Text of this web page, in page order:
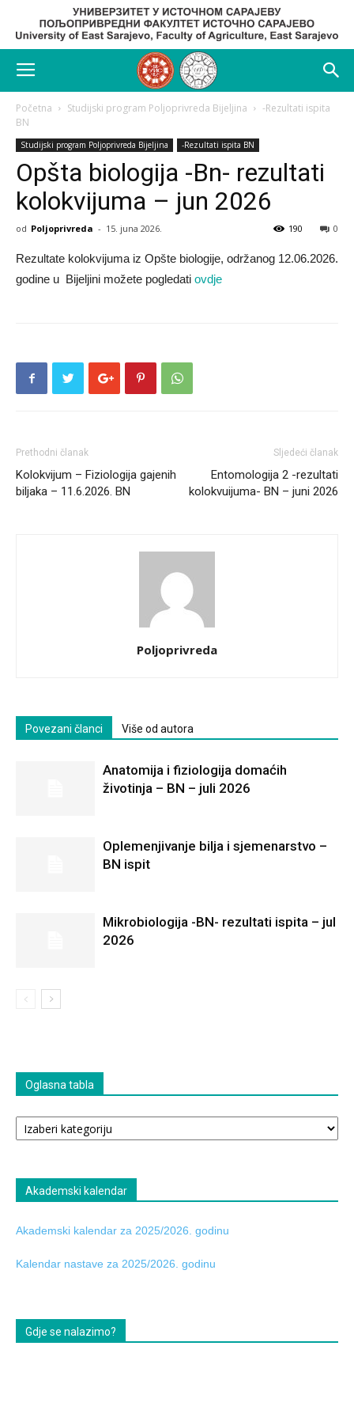
Početna Studijski program Poljoprivreda Bijeljina
-Rezultati ispita
BN
Studijski program Poljoprivreda Bijeljina -Rezultati ispita BN
Opšta biologija -Bn- rezultati
kolokvijuma – jun 2026
od Poljoprivreda - 15. juna 2026. 0
190
Rezultate kolokvijuma iz Opšte biologije, održanog 12.06.2026.
godine u Bijeljini možete pogledati ovdje
Prethodni članak
Kolokvijum – Fiziologija gajenih
biljaka – 11.6.2026. BN
Sljedeći članak
Entomologija 2 -rezultati
kolokvuijuma- BN – juni 2026
Poljoprivreda
Povezani članci Više od autora
Anatomija i fiziologija domaćih
životinja – BN – juli 2026
Oplemenjivanje bilja i sjemenarstvo –
BN ispit
Mikrobiologija -BN- rezultati ispita – jul
2026
Oglasna tabla
Oglasna
tabla
Akademski kalendar
Akademski kalendar za 2025/2026. godinu
Kalendar nastave za 2025/2026. godinu
Gdje se nalazimo?